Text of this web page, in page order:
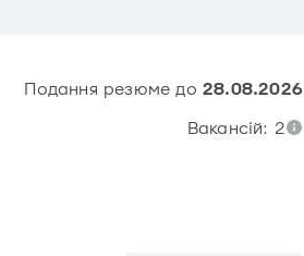
Подання резюме до 28.08.2026
Вакансій: 2